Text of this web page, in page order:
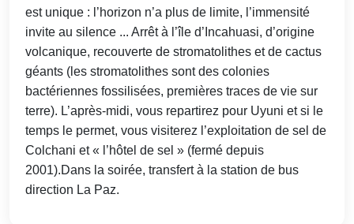
est unique : l’horizon n’a plus de limite, l’immensité
invite au silence ... Arrêt à l’île d’Incahuasi, d’origine
volcanique, recouverte de stromatolithes et de cactus
géants (les stromatolithes sont des colonies
bactériennes fossilisées, premières traces de vie sur
terre). L’après-midi, vous repartirez pour Uyuni et si le
temps le permet, vous visiterez l’exploitation de sel de
Colchani et « l’hôtel de sel » (fermé depuis
2001).Dans la soirée, transfert à la station de bus
direction La Paz.